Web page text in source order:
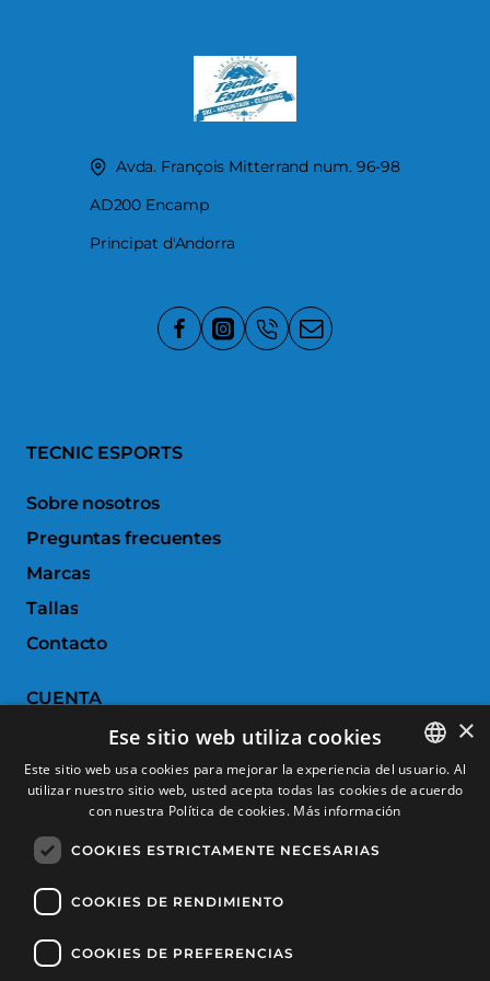
Avda. François Mitterrand num. 96-98
AD200 Encamp
Principat d'Andorra
TECNIC ESPORTS
Sobre nosotros
Preguntas frecuentes
Marcas
Tallas
Contacto
CUENTA
Historial de pedidos
Devoluciones
Productos favoritos
Comparar productos
SERVICIO AL CLIENTE
Condiciones de Compra
SPANISH
×
Ese sitio web utiliza cookies
Este sitio web usa cookies para mejorar la experiencia del usuario. Al
utilizar nuestro sitio web, usted acepta todas las cookies de acuerdo
con nuestra Política de cookies. Más información
COOKIES ESTRICTAMENTE NECESARIAS
COOKIES DE RENDIMIENTO
COOKIES DE PREFERENCIAS